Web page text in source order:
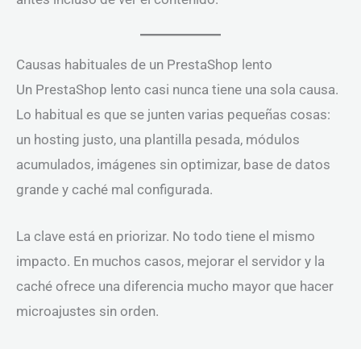
Causas habituales de un PrestaShop lento
Un PrestaShop lento casi nunca tiene una sola causa.
Lo habitual es que se junten varias pequeñas cosas:
un hosting justo, una plantilla pesada, módulos
acumulados, imágenes sin optimizar, base de datos
grande y caché mal configurada.
La clave está en priorizar. No todo tiene el mismo
impacto. En muchos casos, mejorar el servidor y la
caché ofrece una diferencia mucho mayor que hacer
microajustes sin orden.